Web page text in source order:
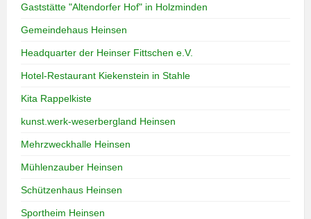
Gaststätte "Altendorfer Hof" in Holzminden
Gemeindehaus Heinsen
Headquarter der Heinser Fittschen e.V.
Hotel-Restaurant Kiekenstein in Stahle
Kita Rappelkiste
kunst.werk-weserbergland Heinsen
Mehrzweckhalle Heinsen
Mühlenzauber Heinsen
Schützenhaus Heinsen
Sportheim Heinsen